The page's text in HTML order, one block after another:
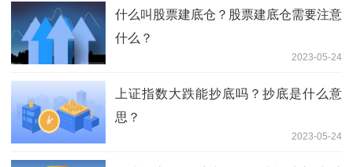
什么叫股票建底仓？股票建底仓需要注意
什么？
2023-05-24
上证指数大跌能抄底吗？抄底是什么意
思？
2023-05-24